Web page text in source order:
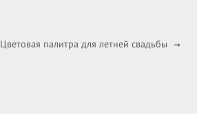
Цветовая палитра для летней свадьбы →